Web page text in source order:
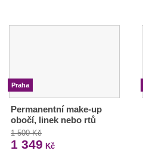
Praha
Permanentní make-up
obočí, linek nebo rtů
1 500 Kč
1 349 Kč